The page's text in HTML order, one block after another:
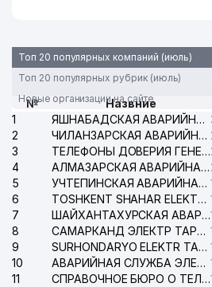
Топ 20 популярных компаний (июль)
Топ 20 популярных рубрик (июль)
Новые организации на сайте
№
Назвние
1
ЯШНАБАДСКАЯ АВАРИЙНАЯ СЛУЖБА ЭЛЕКТРОСЕТИ
2
ЧИЛАНЗАРСКАЯ АВАРИЙНАЯ СЛУЖБА ЭЛЕКТРОСЕТИ
3
ТЕЛЕФОНЫ ДОВЕРИЯ ГЕНЕРАЛЬНОЙ ПРОКУРАТУРЫ РЕСПУБЛИКИ УЗБЕКИСТАН
4
АЛМАЗАРСКАЯ АВАРИЙНАЯ СЛУЖБА ЭЛЕКТРОСЕТИ
5
УЧТЕПИНСКАЯ АВАРИЙНАЯ СЛУЖБА ЭЛЕКТРОСЕТИ
6
TOSHKENT SHAHAR ELEKTR TARMOQLARI KORXONASI АО
7
ШАЙХАНТАХУРСКАЯ АВАРИЙНАЯ СЛУЖБА ЭЛЕКТРОСЕТИ
8
САМАРКАНД ЭЛЕКТР ТАРМОКЛАРИ АО
9
SURHONDARYO ELEKTR TARMOKLARI АО
10
АВАРИЙНАЯ СЛУЖБА ЭЛЕКТРОСЕТИ ТАШКЕНТСКОГО РАЙОНА
11
СПРАВОЧНОЕ БЮРО О ТЕЛЕФОНАХ ОРГАНИЗАЦИЙ г. ТАШКЕНТА